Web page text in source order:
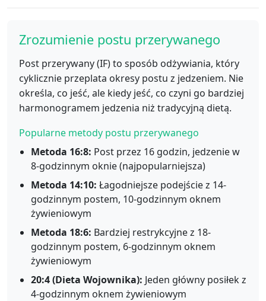
Zrozumienie postu przerywanego
Post przerywany (IF) to sposób odżywiania, który
cyklicznie przeplata okresy postu z jedzeniem. Nie
określa, co jeść, ale kiedy jeść, co czyni go bardziej
harmonogramem jedzenia niż tradycyjną dietą.
Popularne metody postu przerywanego
Metoda 16:8: Post przez 16 godzin, jedzenie w
8-godzinnym oknie (najpopularniejsza)
Metoda 14:10: Łagodniejsze podejście z 14-
godzinnym postem, 10-godzinnym oknem
żywieniowym
Metoda 18:6: Bardziej restrykcyjne z 18-
godzinnym postem, 6-godzinnym oknem
żywieniowym
20:4 (Dieta Wojownika): Jeden główny posiłek z
4-godzinnym oknem żywieniowym